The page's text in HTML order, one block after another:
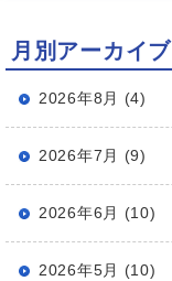
月別アーカイブ
2026年8月 (4)
2026年7月 (9)
2026年6月 (10)
2026年5月 (10)